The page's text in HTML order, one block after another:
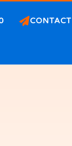
CONTACT